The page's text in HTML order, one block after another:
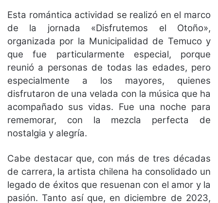
Esta romántica actividad se realizó en el marco
de la jornada «Disfrutemos el Otoño»,
organizada por la Municipalidad de Temuco y
que fue particularmente especial, porque
reunió a personas de todas las edades, pero
especialmente a los mayores, quienes
disfrutaron de una velada con la música que ha
acompañado sus vidas. Fue una noche para
rememorar, con la mezcla perfecta de
nostalgia y alegría.
Cabe destacar que, con más de tres décadas
de carrera, la artista chilena ha consolidado un
legado de éxitos que resuenan con el amor y la
pasión. Tanto así que, en diciembre de 2023,